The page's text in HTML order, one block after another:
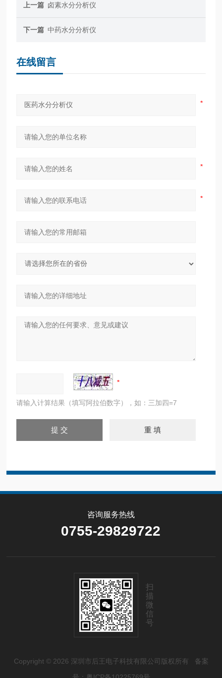
上一篇 卤素水分分析仪
下一篇 中药水分分析仪
在线留言
请输入计算结果（填写阿拉伯数字），如：三加四=7
咨询服务热线
0755-29829722
扫
描
微
信
号
Copyright © 2026 深圳市后王电子科技有限公司版权所有 备案